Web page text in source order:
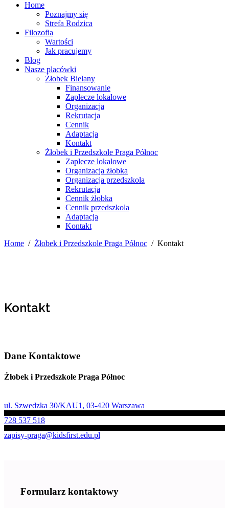
Home
Poznajmy się
Strefa Rodzica
Filozofia
Wartości
Jak pracujemy
Blog
Nasze placówki
Żłobek Bielany
Finansowanie
Zaplecze lokalowe
Organizacja
Rekrutacja
Cennik
Adaptacja
Kontakt
Żłobek i Przedszkole Praga Północ
Zaplecze lokalowe
Organizacja żłobka
Organizacja przedszkola
Rekrutacja
Cennik żłobka
Cennik przedszkola
Adaptacja
Kontakt
Home / Żłobek i Przedszkole Praga Północ / Kontakt
Kontakt
Dane Kontaktowe
Żłobek i Przedszkole Praga Północ
ul. Szwedzka 30/KAU1, 03-420 Warszawa
728 537 518
zapisy-praga@kidsfirst.edu.pl
Formularz kontaktowy